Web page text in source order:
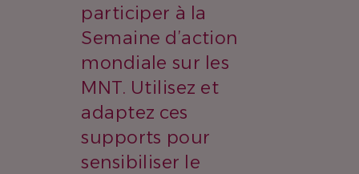
participer à la
Semaine d’action
mondiale sur les
MNT. Utilisez et
adaptez ces
supports pour
sensibiliser le